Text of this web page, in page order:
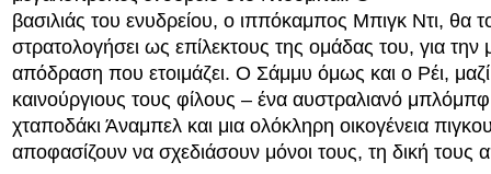
βασιλιάς του ενυδρείου, ο ιππόκαμπος Μπιγκ Ντι, θα
στρατολογήσει ως επίλεκτους της ομάδας του, για την
απόδραση που ετοιμάζει. Ο Σάμμυ όμως και ο Ρέι,
καινούργιους τους φίλους – ένα αυστραλιανό
χταποδάκι Άναμπελ και μια ολόκληρη οικογένεια
αποφασίζουν να σχεδιάσουν μόνοι τους, τη δική τους